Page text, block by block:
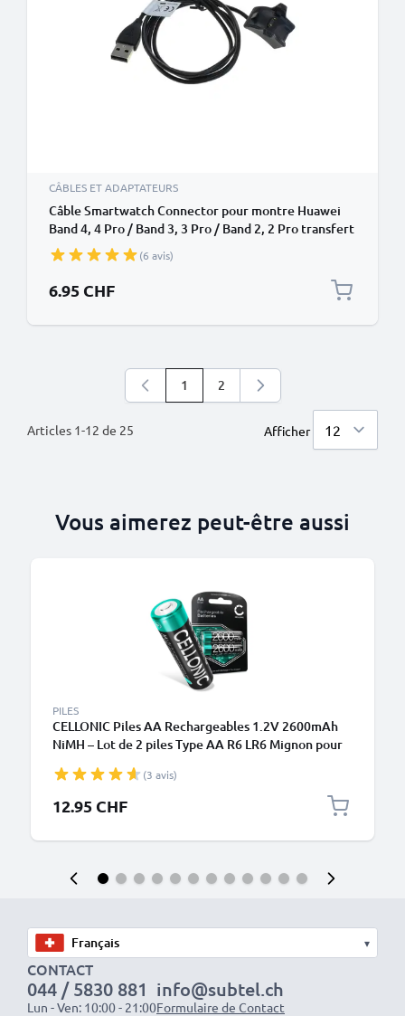
CÂBLES ET ADAPTATEURS
Câble Smartwatch Connector pour montre Huawei
Band 4, 4 Pro / Band 3, 3 Pro / Band 2, 2 Pro transfert
de données et charge noir en PVC
(6 avis)
6.95 CHF
Articles 1-12 de 25
Vous lisez actuellement la page
1 Page
2
Afficher
Vous aimerez peut-être aussi
PILES
CELLONIC Piles AA Rechargeables 1.2V 2600mAh
NiMH – Lot de 2 piles Type AA R6 LR6 Mignon pour
Radios
(3 avis)
12.95 CHF
▾
CONTACT
044 / 5830 881
Lun - Ven: 10:00 - 21:00
info@subtel.ch
Formulaire de Contact